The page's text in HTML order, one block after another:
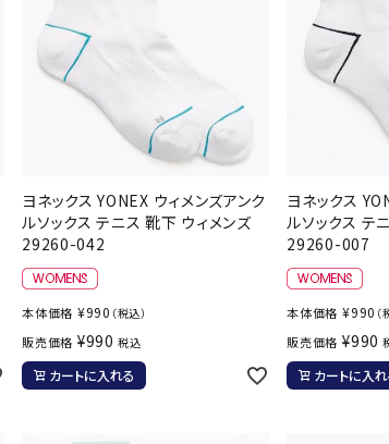
レプ
サッ
フ
サ
メンズランニング
ウイメンズランニング
ジュニアランニング
ジュニアサッカースパ
サッカー・フットサルト
グシューズ
ジュニアサッカー・フッ
レーニングシューズ
野球スパイク・シューズ
少年野球スパイク・シュ
バスケットボールシュー
ヨネックス YONEX ウィメンズアンク
ルソックス テニス 靴下 ウィメンズ
29260-042
本体価格 ¥990 （税込）
販売価格 ¥990 税込
カートに入れる
ヨネックス
ルソックス テ
29260-007
本体価格 ¥990 （
販売価格 ¥990
カートに入れ